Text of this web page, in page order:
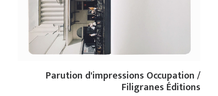
Parution d'impressions Occupation /
Filigranes Éditions